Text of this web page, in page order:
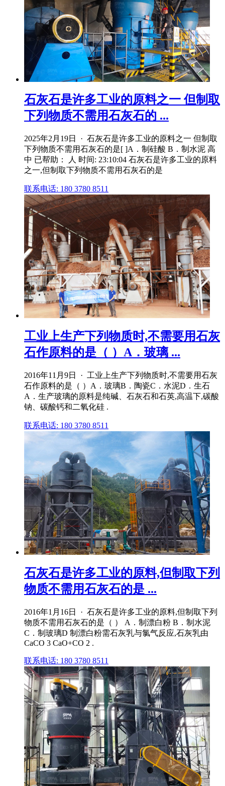
石灰石是许多工业的原料之一 但制取
下列物质不需用石灰石的 ...
2025年2月19日 · 石灰石是许多工业的原料之一 但制取
下列物质不需用石灰石的是[ ]A．制硅酸 B．制水泥 高
中 已帮助： 人 时间: 23:10:04 石灰石是许多工业的原料
之一,但制取下列物质不需用石灰石的是
联系电话: 180 3780 8511
工业上生产下列物质时,不需要用石灰
石作原料的是（ ）A．玻璃 ...
2016年11月9日 · 工业上生产下列物质时,不需要用石灰
石作原料的是（ ）A．玻璃B．陶瓷C．水泥D．生石
A．生产玻璃的原料是纯碱、石灰石和石英,高温下,碳酸
钠、碳酸钙和二氧化硅 .
联系电话: 180 3780 8511
石灰石是许多工业的原料,但制取下列
物质不需用石灰石的是 ...
2016年1月16日 · 石灰石是许多工业的原料,但制取下列
物质不需用石灰石的是（ ） A．制漂白粉 B．制水泥
C．制玻璃D 制漂白粉需石灰乳与氯气反应,石灰乳由
CaCO 3 CaO+CO 2 .
联系电话: 180 3780 8511